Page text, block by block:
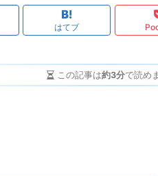
はてブ
この記事は約3分で読め